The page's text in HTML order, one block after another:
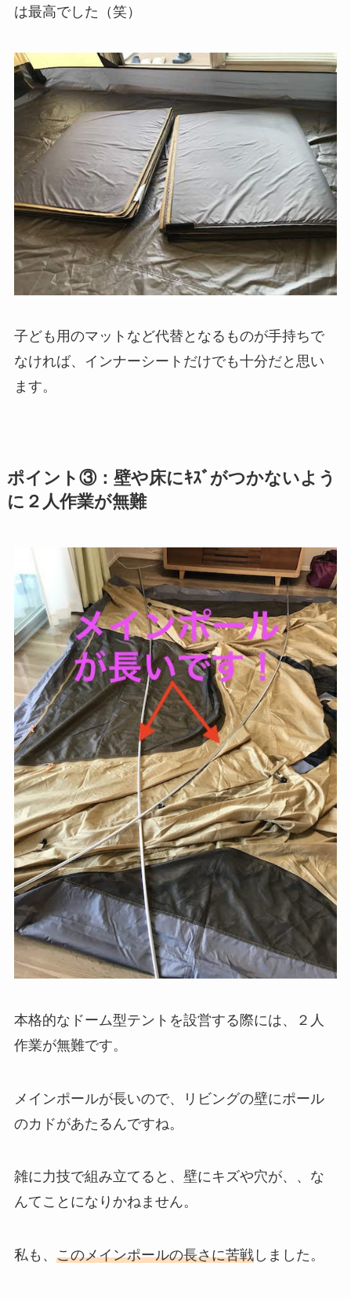
は最高でした（笑）
子ども用のマットなど代替となるものが手持ちで
なければ、インナーシートだけでも十分だと思い
ます。
ポイント③：壁や床にｷｽﾞがつかないよう
に２人作業が無難
本格的なドーム型テントを設営する際には、２人
作業が無難です。
メインポールが長いので、リビングの壁にポール
のカドがあたるんですね。
雑に力技で組み立てると、壁にキズや穴が、、な
んてことになりかねません。
私も、 このメインポールの長さに苦戦しました。